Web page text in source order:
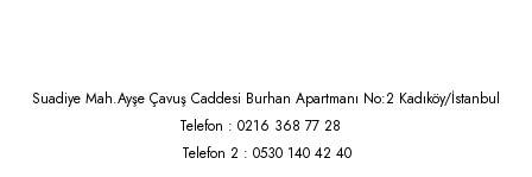
Suadiye Mah.Ayşe Çavuş Caddesi Burhan Apartmanı No:2 Kadıköy/İstanbul
Telefon : 0216 368 77 28
Telefon 2 : 0530 140 42 40